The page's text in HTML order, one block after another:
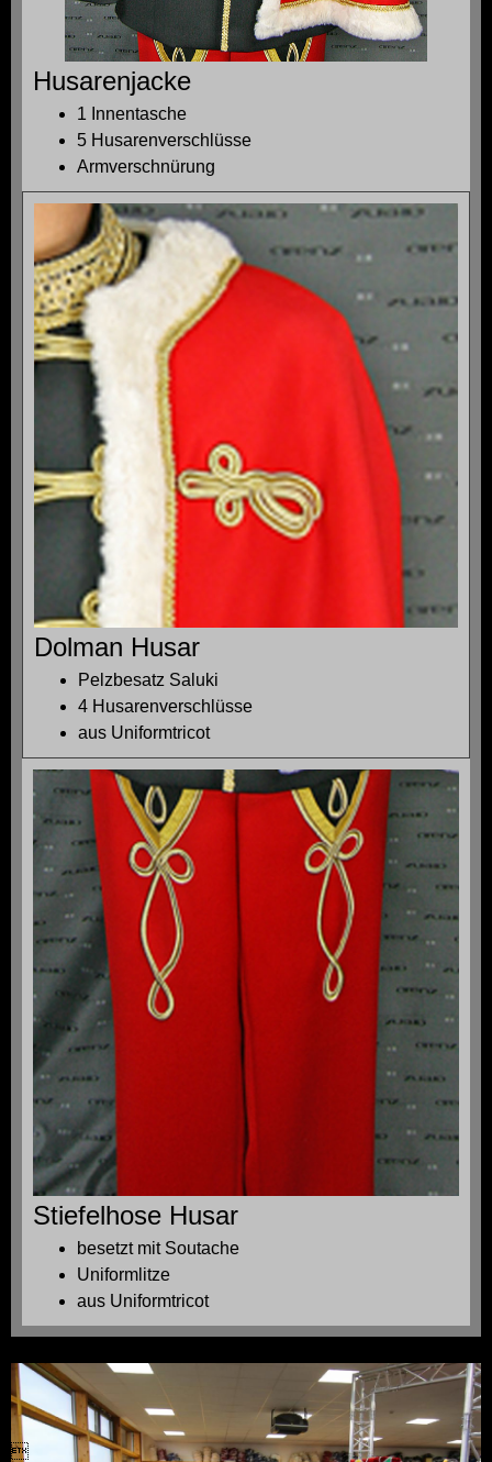
Husarenjacke
1 Innentasche
5 Husarenverschlüsse
Armverschnürung
Dolman Husar
Pelzbesatz Saluki
4 Husarenverschlüsse
aus Uniformtricot
Stiefelhose Husar
besetzt mit Soutache
Uniformlitze
aus Uniformtricot
